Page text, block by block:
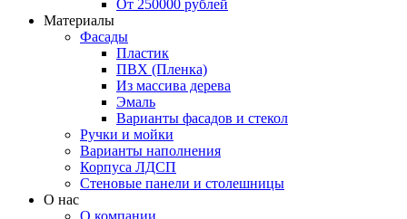
От 250000 рублей
Материалы
Фасады
Пластик
ПВХ (Пленка)
Из массива дерева
Эмаль
Варианты фасадов и стекол
Ручки и мойки
Варианты наполнения
Корпуса ЛДСП
Стеновые панели и столешницы
О нас
О компании